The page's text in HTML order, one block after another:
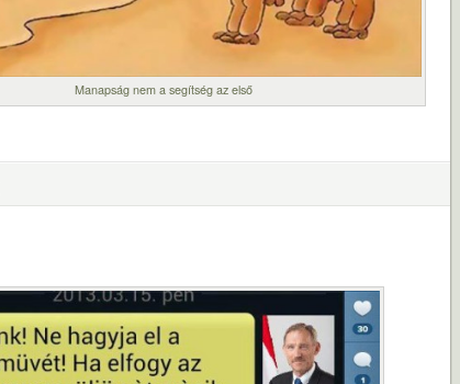
Manapság nem a segítség az első